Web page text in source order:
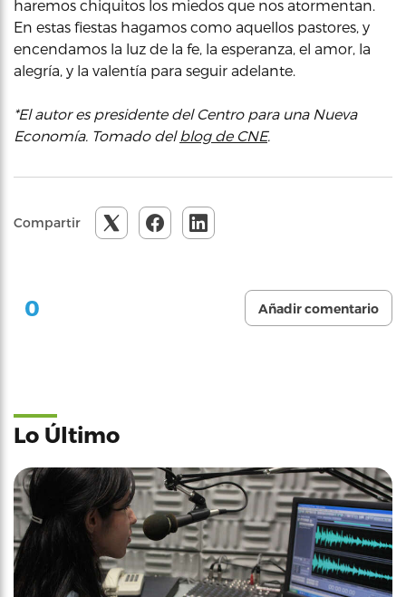
haremos chiquitos los miedos que nos atormentan.
En estas fiestas hagamos como aquellos pastores, y
encendamos la luz de la fe, la esperanza, el amor, la
alegría, y la valentía para seguir adelante.
*El autor es presidente del Centro para una Nueva
Economía. Tomado del blog de CNE.
Compartir
0 Añadir comentario
Lo Último